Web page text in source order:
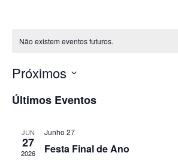
Não existem eventos futuros.
Próximos
a
Últimos Eventos
JUN
27
2026
Junho 27
Festa Final de Ano